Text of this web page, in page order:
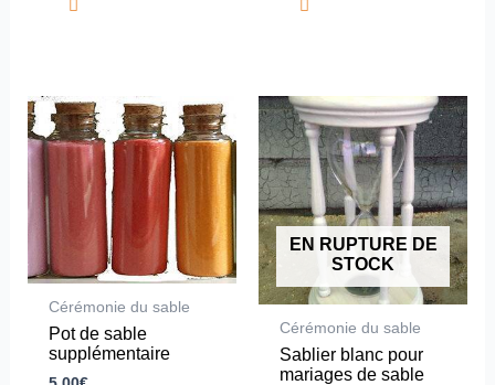
Cérémonie du sable
Pot de sable
supplémentaire
Ce
produit
a
plusieurs
variations.
Les
options
peuvent
être
choisies
sur
la
page
du
EN RUPTURE DE
STOCK
Cérémonie du sable
Sablier blanc pour
mariages de sable
Ce
produit
a
plusieurs
variations.
Les
options
peuvent
choisies
sur
la
du